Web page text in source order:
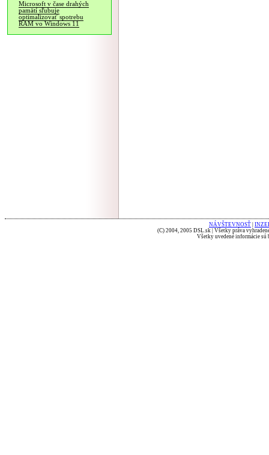
Microsoft v čase drahých
pamätí sľubuje
optimalizovať spotrebu
RAM vo Windows 11
NÁVŠTEVNOSŤ
(C) 2004, 2005 DSL.sk | Všetky práva
Všetky uvedené informácie sú